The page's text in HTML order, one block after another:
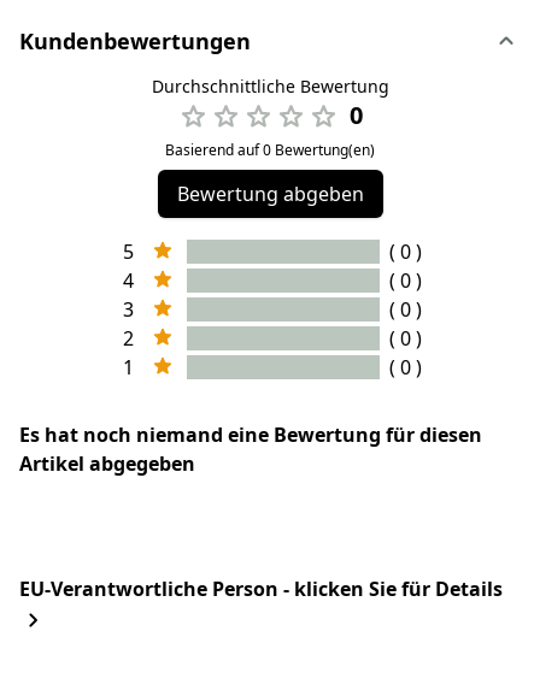
Kundenbewertungen
Durchschnittliche Bewertung
0
Basierend auf 0 Bewertung(en)
Bewertung abgeben
5
( 0 )
4
( 0 )
3
( 0 )
2
( 0 )
1
( 0 )
Es hat noch niemand eine Bewertung für diesen
Artikel abgegeben
EU-Verantwortliche Person - klicken Sie für Details